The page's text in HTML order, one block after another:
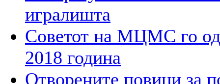
игралишта
Советот на МЦМС го
2018 година
Отворените повици за